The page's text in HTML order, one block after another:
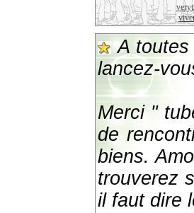
A toutes
lancez-
Merci "
de
biens.
trouverez
il faut dire